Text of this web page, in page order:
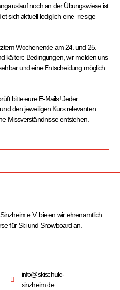
noch an der Übungswiese ist
sich aktuell lediglich eine riesige
Wochenende am 24. und 25.
kältere Bedingungen, wir melden uns
und eine Entscheidung möglich
bitte eure E-Mails! Jeder
den jeweiligen Kurs relevanten
Missverständnisse entstehen.
e.V. bieten wir ehrenamtlich
für Ski und Snowboard an.
info@skischule-
sinzheim.de